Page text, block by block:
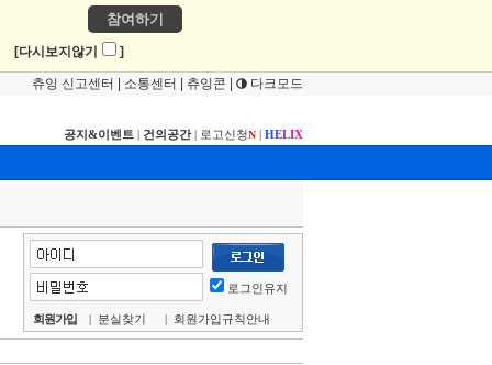
참여하기
[다시보지않기 ]
츄잉 신고센터 소통센터 츄잉콘 다크모드
공지&이벤트 | 건의공간| 로고신청N | HELIX
로그인유지
회원가입 | 분실찾기 | 회원가입규칙안내